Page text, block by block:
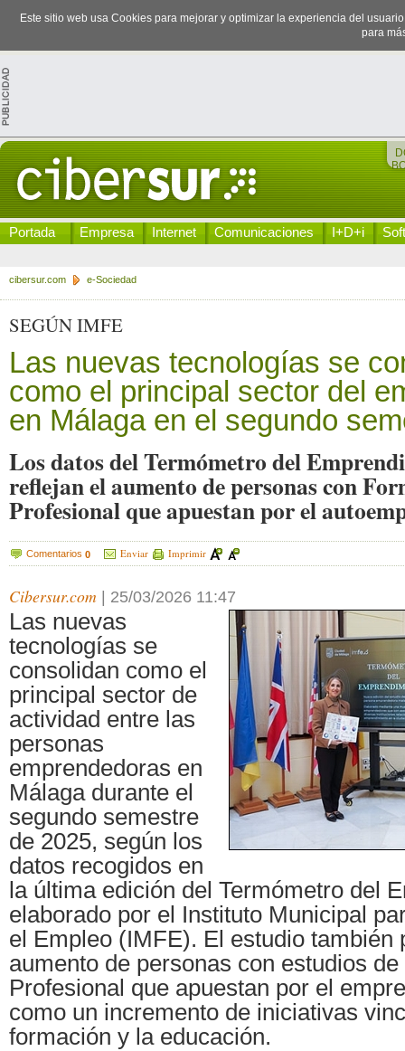
Este sitio web usa Cookies para mejorar y optimizar la experiencia del
para
Portada Empresa Internet Comunicaciones I+D+i
cibersur.com e-Sociedad
SEGÚN IMFE
Las nuevas tecnologías se
como el principal sector del
en Málaga en el segundo
Los datos del Termómetro del
reflejan el aumento de personas con
Profesional que apuestan por el
Comentarios 0 Enviar Imprimir
Cibersur.com 25/03/2026 11:47
Las nuevas
tecnologías se
consolidan como el
principal sector de
actividad entre las
personas
emprendedoras en
Málaga durante el
segundo semestre
de 2025, según los
datos recogidos en
la última edición del Termómetro del
elaborado por el Instituto Municipal
el Empleo (IMFE). El estudio también
aumento de personas con estudios
Profesional que apuestan por el
como un incremento de iniciativas
formación y la educación.